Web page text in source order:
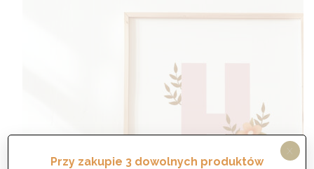
Przy zakupie 3 dowolnych produktów
X